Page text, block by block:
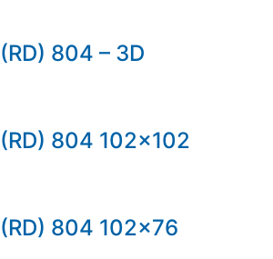
(RD) 804 – 3D
(RD) 804 102×102
(RD) 804 102×76